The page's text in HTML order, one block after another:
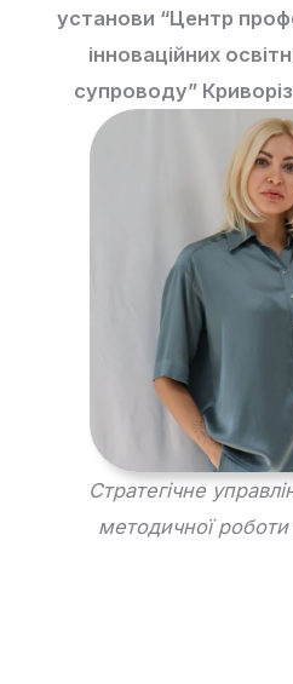
установи “Центр
інноваційних
супроводу”
Стратегічне
методичної